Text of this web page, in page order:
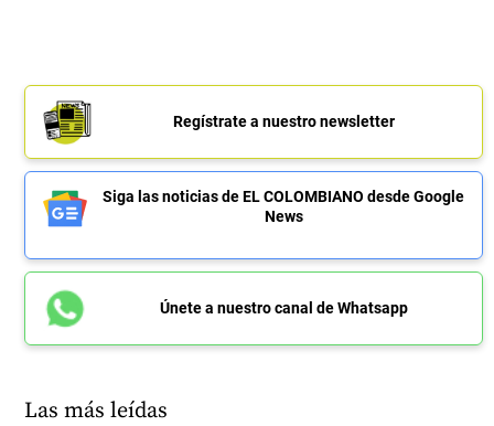
Regístrate a nuestro newsletter
Siga las noticias de EL COLOMBIANO desde Google
News
Únete a nuestro canal de Whatsapp
Las más leídas